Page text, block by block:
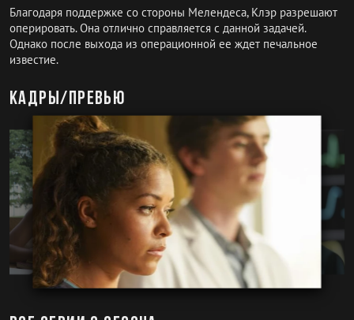
Благодаря поддержке со стороны Мелендеса, Клэр разрешают
оперировать. Она отлично справляется с данной задачей.
Однако после выхода из операционной ее ждет печальное
известие.
Кадры/превью